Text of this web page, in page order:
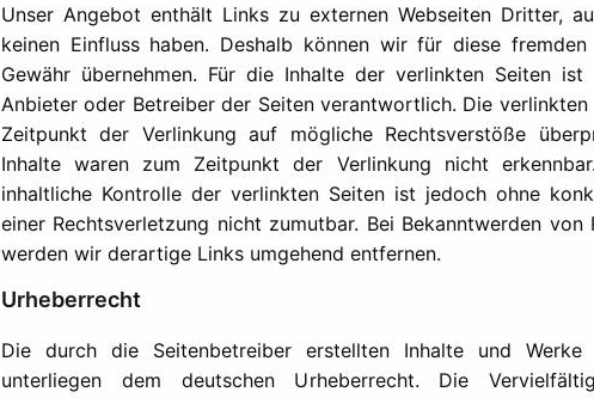
Unser Angebot enthält Links zu externen Webseiten Dritter,
keinen Einfluss haben. Deshalb können wir für diese
Gewähr übernehmen. Für die Inhalte der verlinkten Seiten
Anbieter oder Betreiber der Seiten verantwortlich. Die verlinkten
Zeitpunkt der Verlinkung auf mögliche Rechtsverstöße
Inhalte waren zum Zeitpunkt der Verlinkung nicht
inhaltliche Kontrolle der verlinkten Seiten ist jedoch ohne
einer Rechtsverletzung nicht zumutbar. Bei Bekanntwerden von
werden wir derartige Links umgehend entfernen.
Urheberrecht
Die durch die Seitenbetreiber erstellten Inhalte und
unterliegen dem deutschen Urheberrecht. Die